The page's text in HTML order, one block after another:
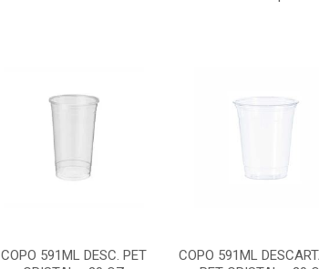
COPO 591ML DESC. PET
COPO 591ML